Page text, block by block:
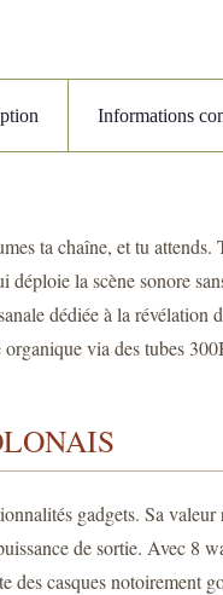
Informations
ta chaîne, et tu
la scène sonore
dédiée à la
via des tubes
gadgets. Sa
de sortie. Avec 8
des casques